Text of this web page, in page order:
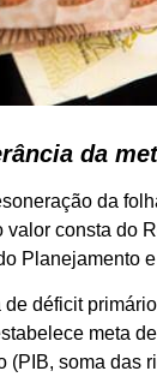
da
da
consta do
Planejamento
déficit
meta
soma das